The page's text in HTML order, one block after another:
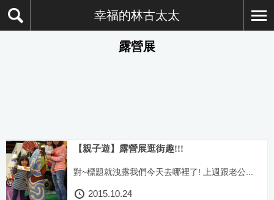
幸福的林古太太
露營展
【親子遊】露營展逛街趣!!!
對~標題就洩露我們今天去哪裡了! 上週跟老公...
2015.10.24